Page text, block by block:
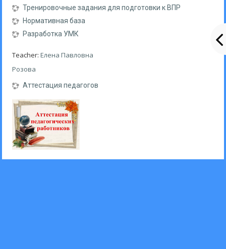
Тренировочные задания для подготовки к ВПР
Нормативная база
Разработка УМК
Teacher:Елена Павловна
Розова
Аттестация педагогов